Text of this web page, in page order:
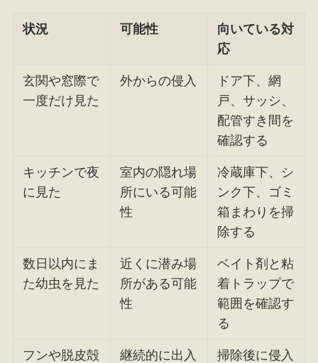
状況 可能性
向いている対
応
玄関や窓際で
一度だけ見た
外からの侵入
ドア下、網
戸、サッシ、
配管すき間を
確認する
キッチンで夜
に見た
室内の隠れ場
所にいる可能
性
冷蔵庫下、シ
ンク下、ゴミ
箱まわりを掃
除する
数日以内にま
た幼虫を見た
近くに潜み場
所がある可能
性
ベイト剤と粘
着トラップで
範囲を確認す
る
フンや脱皮殻
継続的に出入
掃除後に侵入